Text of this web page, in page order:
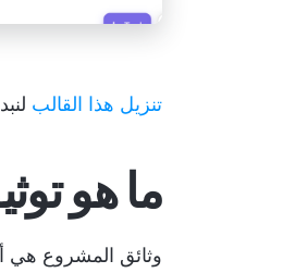
تنزيل هذا القالب
ما هو
وثائق المشروع هي